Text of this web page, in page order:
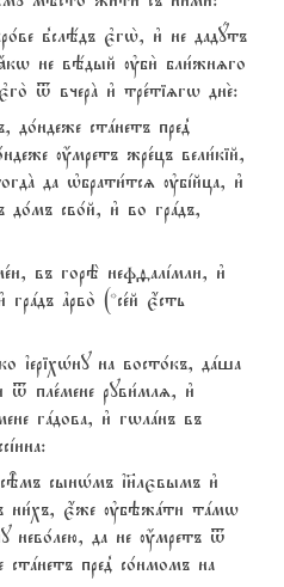
в8слёдъ є3гw2, и3 не дадyтъ
не вёдый ўби2 бли1жнzго
t вчерA и3 тре1тіzгw дне2:
до1ндеже стaнетъ пред8
ќмретъ жре1цъ вели1кій,
да њбрати1тсz ўбjйца, и3
до1мъ сво1й, и3 во грaдъ,
въ горЁ нефfалjмли, и3
ґрво2 (*се1й є4сть
їеріхHну на восто1къ, дaша
t пле1мене руви1млz, и3
гaдова, и3 гwлaнъ въ
сынHмъ ї}лєвымъ и3
ни1хъ, є4же ўбэжaти тaмw
да не ќмретъ t
пред8 со1нмомъ на